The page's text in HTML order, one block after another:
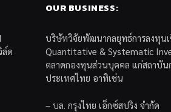
ล์ด
OUR BUSINESS:
บริษัทวิจัยพัฒนากลยุทธ์การลงทุน
Quantitative & Systematic
ตลาดกองทุนส่วนบุคคล แก่สถาบัน
ประเทศไทย อาทิเช่น
– บล. กรุงไทย เอ็กซ์สปริง จำกัด